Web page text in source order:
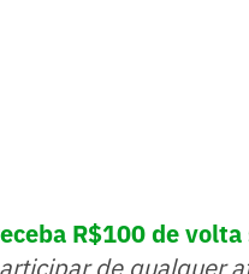
R$100 de
de qualquer